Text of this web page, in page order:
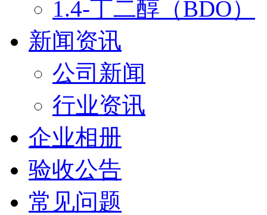
1.4-丁二醇（BDO）
新闻资讯
公司新闻
行业资讯
企业相册
验收公告
常见问题